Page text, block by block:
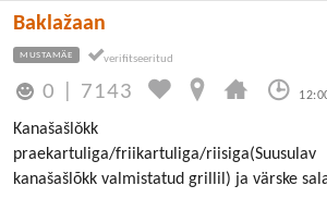
Baklažaan
MUSTAMÄE
0 7143
Kanašašlǒkk
praekartuliga/friikartuliga/riisiga(Suusulav
kanašašlõkk valmistatud grillil) ja värske